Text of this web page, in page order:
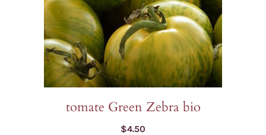
tomate Green Zebra bio
$4.50